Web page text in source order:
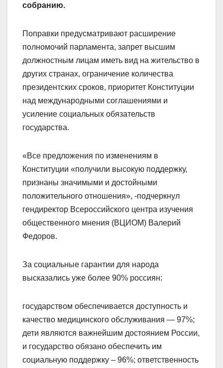
собранию.
Поправки предусматривают расширение
полномочий парламента, запрет высшим
должностным лицам иметь вид на жительство в
других странах, ограничение количества
президентских сроков, приоритет Конституции
над международными соглашениями и
усиление социальных обязательств
государства.
«Все предложения по изменениям в
Конституции «получили высокую поддержку,
признаны значимыми и достойными
положительного отношения», -подчеркнул
гендиректор Всероссийского центра изучения
общественного мнения (ВЦИОМ) Валерий
Федоров.
За социальные гарантии для народа
высказались уже более 90% россиян:
государством обеспечивается доступность и
качество медицинского обслуживания — 97%;
дети являются важнейшим достоянием России,
и государство обязано обеспечить им
социальную поддержку – 96%; ответственность